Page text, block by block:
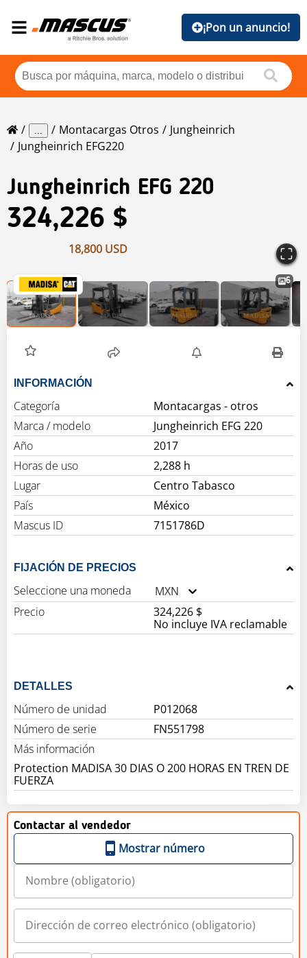
¡Pon un anuncio!
... Montacargas Otros
Jungheinrich
Jungheinrich EFG220
Jungheinrich EFG 220
324,226 $
18,800 USD
6
INFORMACIÓN
Categoría
Montacargas - otros
Marca / modelo
Jungheinrich EFG 220
Año
2017
Horas de uso
2,288 h
Lugar
Centro Tabasco
País
México
Mascus ID
7151786D
FIJACIÓN DE PRECIOS
Seleccione una moneda
MXN
Precio
324,226 $
No incluye IVA reclamable
DETALLES
Número de unidad
P012068
Número de serie
FN551798
Más información
Protection MADISA 30 DIAS O 200 HORAS EN TREN DE
FUERZA
Contactar al vendedor
Mostrar número